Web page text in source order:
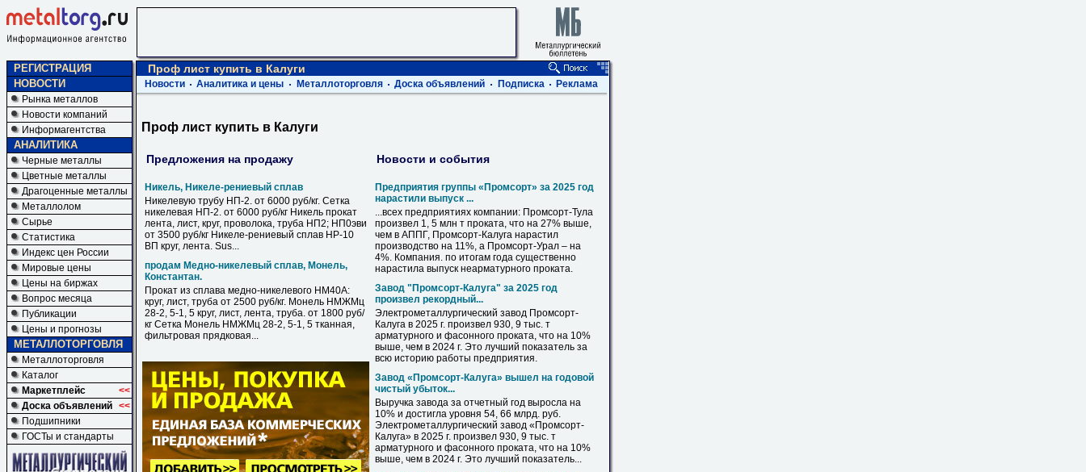
РЕГИСТРАЦИЯ
НОВОСТИ
Рынка металлов
Новости компаний
Информагентства
АНАЛИТИКА
Черные металлы
Цветные металлы
Драгоценные металлы
Металлолом
Сырье
Статистика
Индекс цен России
Мировые цены
Цены на биржах
Вопрос месяца
Публикации
Цены и прогнозы
МЕТАЛЛОТОРГОВЛЯ
Металлоторговля
Каталог
Маркетплейс
<<
Доска объявлений <<
Подшипники
ГОСТы и стандарты
Проф лист купить в Калуги
Новости Аналитика и цены Металлоторговля Доска объявлений Подписка Реклама
Проф лист купить в Калуги
Предложения на продажу
Никель, Никеле-рениевый сплав
Никелевую трубу НП-2. от 6000 руб/кг. Сетка
никелевая НП-2. от 6000 руб/кг Никель прокат
лента, лист, круг, проволока, труба НП2; НП0эви
от 3500 руб/кг Никеле-рениевый сплав НР-10
ВП круг, лента. Sus...
продам Медно-никелевый сплав, Монель,
Константан.
Прокат из сплава медно-никелевого НМ40А:
круг, лист, труба от 2500 руб/кг. Монель НМЖМц
28-2, 5-1, 5 круг, лист, лента, труба. от 1800 руб/
кг Сетка Монель НМЖМц 28-2, 5-1, 5 тканная,
фильтровая прядковая...
Новости и события
Предприятия группы «Промсорт» за 2025 год
нарастили выпуск ...
...всех предприятиях компании: Промсорт-Тула
произвел 1, 5 млн т проката, что на 27% выше,
чем в АППГ, Промсорт-Калуга нарастил
производство на 11%, а Промсорт-Урал – на
4%. Компания. по итогам года существенно
нарастила выпуск неарматурного проката.
Завод "Промсорт-Калуга" за 2025 год
произвел рекордный...
Электрометаллургический завод Промсорт-
Калуга в 2025 г. произвел 930, 9 тыс. т
арматурного и фасонного проката, что на 10%
выше, чем в 2024 г. Это лучший показатель за
всю историю работы предприятия.
Завод «Промсорт-Калуга» вышел на годовой
чистый убыток...
Выручка завода за отчетный год выросла на
10% и достигла уровня 54, 66 млрд. руб.
Электрометаллургический завод «Промсорт-
Калуга» в 2025 г. произвел 930, 9 тыс. т
арматурного и фасонного проката, что на 10%
выше, чем в 2024 г. Это лучший показатель...